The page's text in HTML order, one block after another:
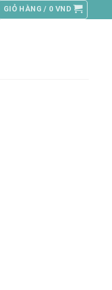
GIỎ HÀNG / 0 VND